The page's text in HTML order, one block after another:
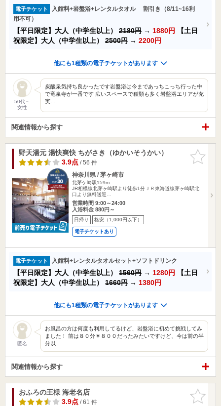
電子チケット
入館料+岩盤浴+レンタルタオル 割引き（8/11~16利
用不可）
【平日限定】大人（中学生以上） 2180円 → 1880円
【土日
祝限定】大人（中学生以上） 2500円 → 2200円
他にも1種類の電子チケットがあります
50代～
女性
炭酸泉気持ち良かったです岩盤浴は今まであっちこっち行った中
で竜泉寺が一番です 広いスペースで種類も多く岩盤浴エリアが充
実…
関連情報から探す
お気に入
りに追加
野天湯元 湯快爽快 ちがさき（ゆかいそうかい）
3.9点/ 56 件
神奈川県 / 茅ヶ崎市
北茅ケ崎駅159m
JR相模線北茅ヶ崎駅より徒歩1分ＪＲ東海道線茅ヶ崎駅北
口より無料送迎…
営業時間 9:00～24:00
入浴料金 880円～
日帰り 格安（1,000円以下）
電子チケットあり
電子チケット 入館料+レンタルタオルセット+ソフトドリンク
【平日限定】大人（中学生以上） 1560円 → 1280円
【土日
祝限定】大人（中学生以上） 1660円 → 1380円
他にも1種類の電子チケットがあります
匿名
お風呂の方は何度も利用してるけど、岩盤浴に初めて挑戦してみ
ました！ 前は８０分￥８００だったみたいですけど、今は前の半
分以…
関連情報から探す
お気に入
りに追加
おふろの王様 海老名店
3.9点/ 61 件